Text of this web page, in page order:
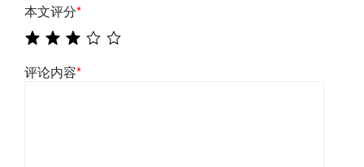
本文评分*
评论内容*